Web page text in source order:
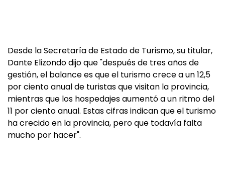
Desde la Secretaría de Estado de Turismo, su titular,
Dante Elizondo dijo que "después de tres años de
gestión, el balance es que el turismo crece a un 12,5
por ciento anual de turistas que visitan la provincia,
mientras que los hospedajes aumentó a un ritmo del
11 por ciento anual. Estas cifras indican que el turismo
ha crecido en la provincia, pero que todavía falta
mucho por hacer".